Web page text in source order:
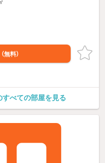
（無料）
べての部屋を見る